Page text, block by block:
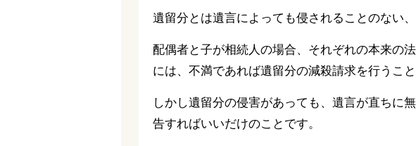
遺留分とは遺言によっても侵されることのない
配偶者と子が相続人の場合、それぞれの本来の
には、不満であれば遺留分の減殺請求を行うこ
しかし遺留分の侵害があっても、遺言が直ちに
告すればいいだけのことです。